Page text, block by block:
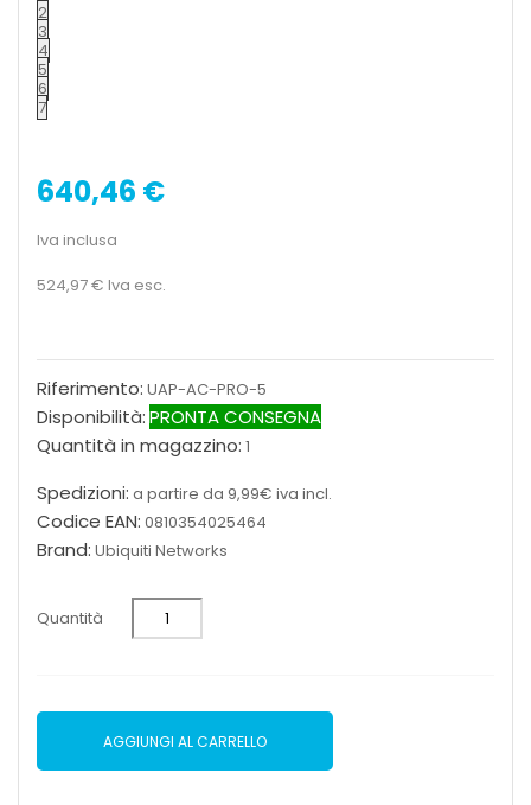
2
3
4
5
6
7
640,46 €
Iva inclusa
524,97 € Iva esc.
Riferimento: UAP-AC-PRO-5
Disponibilità:PRONTA CONSEGNA
Quantità in magazzino: 1
Spedizioni: a partire da 9,99€ iva incl.
Codice EAN: 0810354025464
Brand: Ubiquiti Networks
Quantità
AGGIUNGI AL CARRELLO